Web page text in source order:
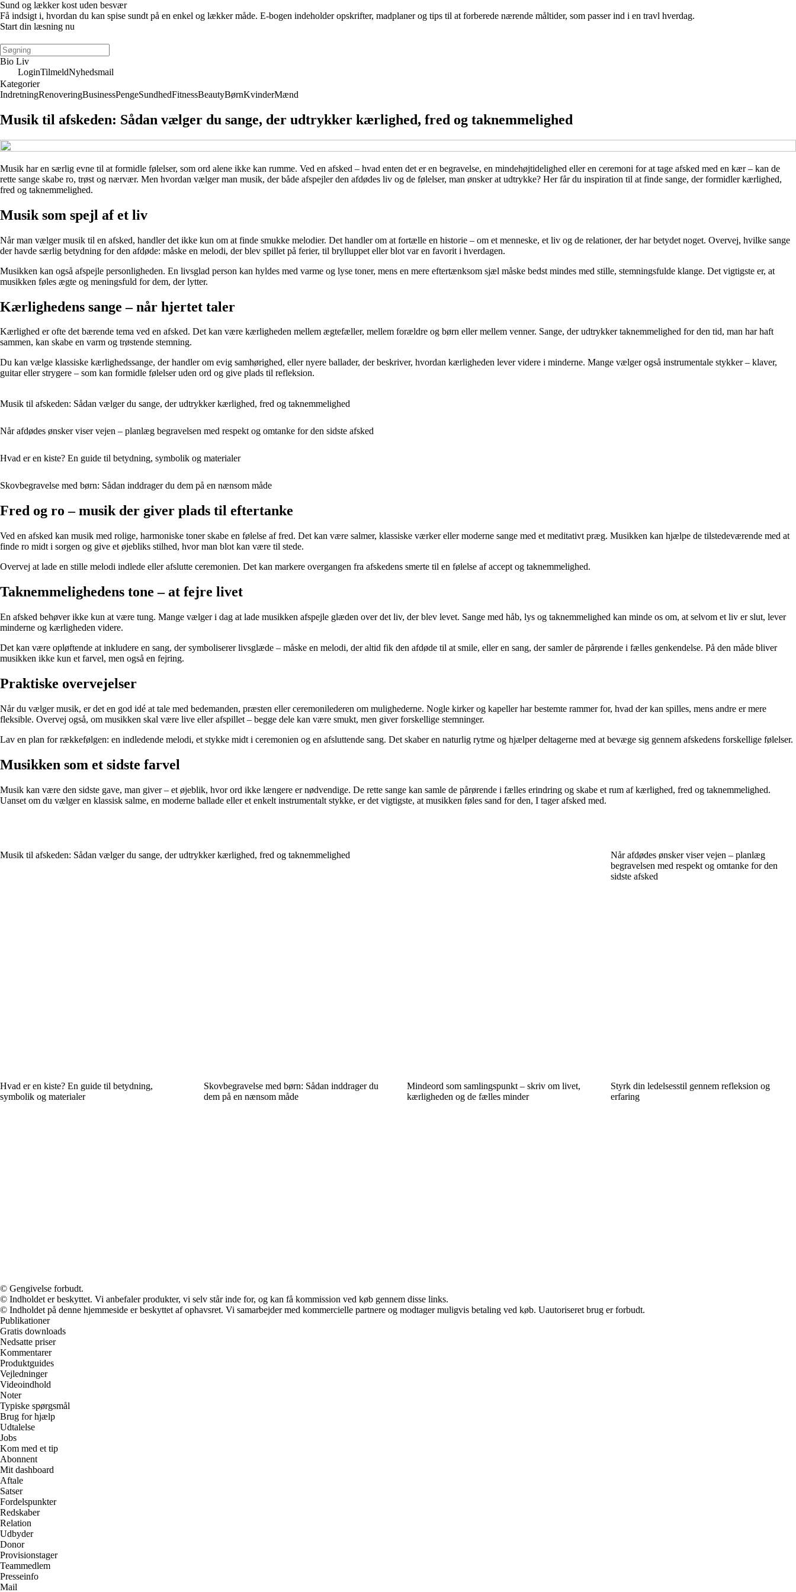
Sund og lækker kost uden besvær
Få indsigt i, hvordan du kan spise sundt på en enkel og lækker måde. E-bogen indeholder opskrifter, madplaner og tips til at forberede nærende måltider, som passer ind i en travl hverdag.
Start din læsning nu
Bio Liv
LoginTilmeldNyhedsmail
Kategorier
IndretningRenoveringBusinessPengeSundhedFitnessBeautyBørnKvinderMænd
Musik til afskeden: Sådan vælger du sange, der udtrykker kærlighed, fred og taknemmelighed
Musik har en særlig evne til at formidle følelser, som ord alene ikke kan rumme. Ved en afsked – hvad enten det er en begravelse, en mindehøjtidelighed eller en ceremoni for at tage afsked med en kær – kan de
rette sange skabe ro, trøst og nærvær. Men hvordan vælger man musik, der både afspejler den afdødes liv og de følelser, man ønsker at udtrykke? Her får du inspiration til at finde sange, der formidler kærlighed,
fred og taknemmelighed.
Musik som spejl af et liv
Når man vælger musik til en afsked, handler det ikke kun om at finde smukke melodier. Det handler om at fortælle en historie – om et menneske, et liv og de relationer, der har betydet noget. Overvej, hvilke sange
der havde særlig betydning for den afdøde: måske en melodi, der blev spillet på ferier, til brylluppet eller blot var en favorit i hverdagen.
Musikken kan også afspejle personligheden. En livsglad person kan hyldes med varme og lyse toner, mens en mere eftertænksom sjæl måske bedst mindes med stille, stemningsfulde klange. Det vigtigste er, at
musikken føles ægte og meningsfuld for dem, der lytter.
Kærlighedens sange – når hjertet taler
Kærlighed er ofte det bærende tema ved en afsked. Det kan være kærligheden mellem ægtefæller, mellem forældre og børn eller mellem venner. Sange, der udtrykker taknemmelighed for den tid, man har haft
sammen, kan skabe en varm og trøstende stemning.
Du kan vælge klassiske kærlighedssange, der handler om evig samhørighed, eller nyere ballader, der beskriver, hvordan kærligheden lever videre i minderne. Mange vælger også instrumentale stykker – klaver,
guitar eller strygere – som kan formidle følelser uden ord og give plads til refleksion.
Musik til afskeden: Sådan vælger du sange, der udtrykker kærlighed, fred og taknemmelighed
Når afdødes ønsker viser vejen – planlæg begravelsen med respekt og omtanke for den sidste afsked
Hvad er en kiste? En guide til betydning, symbolik og materialer
Skovbegravelse med børn: Sådan inddrager du dem på en nænsom måde
Fred og ro – musik der giver plads til eftertanke
Ved en afsked kan musik med rolige, harmoniske toner skabe en følelse af fred. Det kan være salmer, klassiske værker eller moderne sange med et meditativt præg. Musikken kan hjælpe de tilstedeværende med at
finde ro midt i sorgen og give et øjebliks stilhed, hvor man blot kan være til stede.
Overvej at lade en stille melodi indlede eller afslutte ceremonien. Det kan markere overgangen fra afskedens smerte til en følelse af accept og taknemmelighed.
Taknemmelighedens tone – at fejre livet
En afsked behøver ikke kun at være tung. Mange vælger i dag at lade musikken afspejle glæden over det liv, der blev levet. Sange med håb, lys og taknemmelighed kan minde os om, at selvom et liv er slut, lever
minderne og kærligheden videre.
Det kan være opløftende at inkludere en sang, der symboliserer livsglæde – måske en melodi, der altid fik den afdøde til at smile, eller en sang, der samler de pårørende i fælles genkendelse. På den måde bliver
musikken ikke kun et farvel, men også en fejring.
Praktiske overvejelser
Når du vælger musik, er det en god idé at tale med bedemanden, præsten eller ceremonilederen om mulighederne. Nogle kirker og kapeller har bestemte rammer for, hvad der kan spilles, mens andre er mere
fleksible. Overvej også, om musikken skal være live eller afspillet – begge dele kan være smukt, men giver forskellige stemninger.
Lav en plan for rækkefølgen: en indledende melodi, et stykke midt i ceremonien og en afsluttende sang. Det skaber en naturlig rytme og hjælper deltagerne med at bevæge sig gennem afskedens forskellige følelser.
Musikken som et sidste farvel
Musik kan være den sidste gave, man giver – et øjeblik, hvor ord ikke længere er nødvendige. De rette sange kan samle de pårørende i fælles erindring og skabe et rum af kærlighed, fred og taknemmelighed.
Uanset om du vælger en klassisk salme, en moderne ballade eller et enkelt instrumentalt stykke, er det vigtigste, at musikken føles sand for den, I tager afsked med.
Musik til afskeden: Sådan vælger du sange, der udtrykker kærlighed, fred og taknemmelighed
Når afdødes ønsker viser vejen – planlæg
begravelsen med respekt og omtanke for den
sidste afsked
Hvad er en kiste? En guide til betydning,
symbolik og materialer
Skovbegravelse med børn: Sådan inddrager du
dem på en nænsom måde
Mindeord som samlingspunkt – skriv om livet,
kærligheden og de fælles minder
Styrk din ledelsesstil gennem refleksion og
erfaring
© Gengivelse forbudt.
© Indholdet er beskyttet. Vi anbefaler produkter, vi selv står inde for, og kan få kommission ved køb gennem disse links.
© Indholdet på denne hjemmeside er beskyttet af ophavsret. Vi samarbejder med kommercielle partnere og modtager muligvis betaling ved køb. Uautoriseret brug er forbudt.
Publikationer
Gratis downloads
Nedsatte priser
Kommentarer
Produktguides
Vejledninger
Videoindhold
Noter
Typiske spørgsmål
Brug for hjælp
Udtalelse
Jobs
Kom med et tip
Abonnent
Mit dashboard
Aftale
Satser
Fordelspunkter
Redskaber
Relation
Udbyder
Donor
Provisionstager
Teammedlem
Presseinfo
Mail